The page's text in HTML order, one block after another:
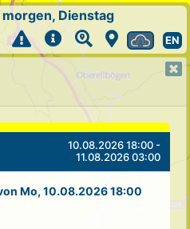
morgen, Dienstag
EN
10.08.2026 18:00 -
11.08.2026 03:00
Mo, 10.08.2026 18:00